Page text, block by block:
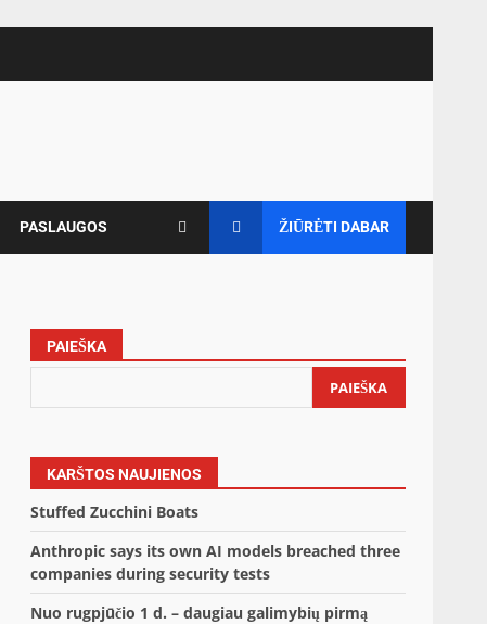
PASLAUGOS ŽIŪRĖTI DABAR
PAIEŠKA
PAIEŠKA
KARŠTOS NAUJIENOS
Stuffed Zucchini Boats
Anthropic says its own AI models breached three
companies during security tests
Nuo rugpjūčio 1 d. – daugiau galimybių pirmą